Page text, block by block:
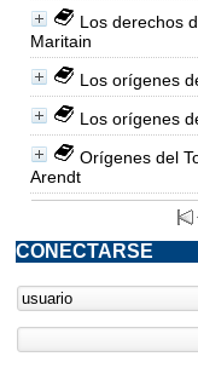
Los derechos
Maritain
Los orígenes
Los orígenes
Orígenes del
Arendt
CONECTARSE